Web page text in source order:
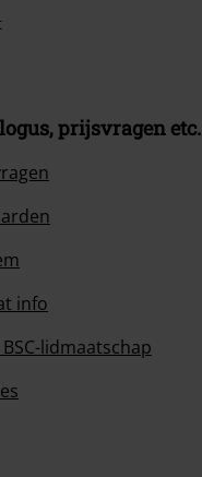
prijsvragen etc.
info
lidmaatschap